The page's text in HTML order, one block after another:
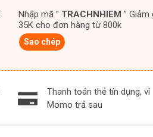
Nhập mã " TRACHNHIEM " Giảm giá
35K cho đơn hàng từ 800k
Sao chép
Thanh toán thẻ tín dụng, ví
Momo trả sau